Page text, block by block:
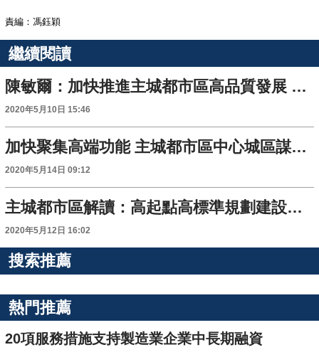
責編：馮鈺穎
繼續閱讀
陳敏爾：加快推進主城都市區高品質發展 在建設成渝地區雙城經濟圈中實現新作為
2020年5月10日 15:46
加快聚集高端功能 主城都市區中心城區謀劃“核聚變”
2020年5月14日 09:12
主城都市區解讀：高起點高標準規劃建設科學城
2020年5月12日 16:02
搜索推薦
熱門推薦
20項服務措施支持製造業企業中長期融資